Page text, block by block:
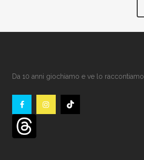
Da 10 anni giochiamo e ve lo raccontiamo.